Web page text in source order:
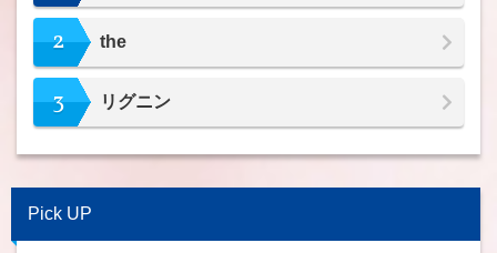
2 the
3 リグニン
Pick UP